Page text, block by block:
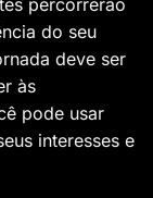
percorrerão
do seu
deve ser
às
pode usar
interesses e